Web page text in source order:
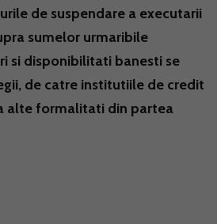
de suspendare a executarii
sumelor urmaribile
si disponibilitati banesti se
de catre institutiile de credit
alte formalitati din partea